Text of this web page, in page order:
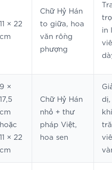
11 × 22
cm
Chữ Hỷ Hán
to giữa, hoa
văn rồng
phượng
in
9 ×
17,5
cm
hoặc
11 × 22
cm
Chữ Hỷ Hán
nhỏ + thư
pháp Việt,
hoa sen
khi